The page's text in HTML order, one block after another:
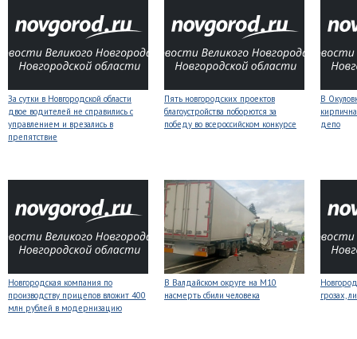
За сутки в Новгородской области
двое водителей не справились с
управлением и врезались в
препятствие
Пять новгородских проектов
благоустройства поборются за
победу во всероссийском конкурсе
В
депо
Новгородская компания по
производству прицепов вложит 400
млн рублей в модернизацию
В Валдайском округе на М10
насмерть сбили человека
грозах,